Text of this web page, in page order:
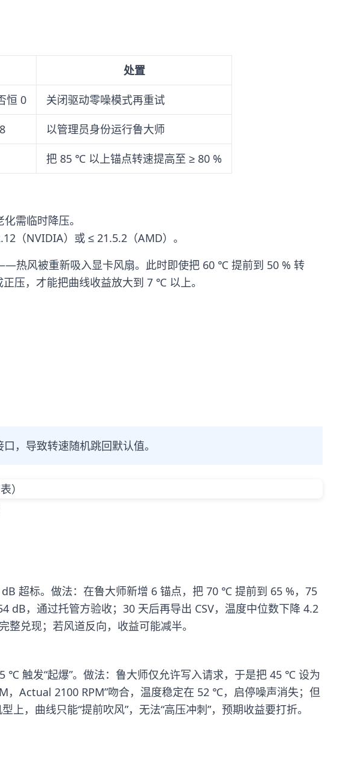
处置
恒 0 关闭驱动零噪模式再重试
以管理员身份运行鲁大师
把 85 ℃ 以上锚点转速提高至 ≥ 80 %
需临时降压。
（NVIDIA）或 ≤ 21.5.2（AMD）。
热风被重新吸入显卡风扇。此时即使把 60 ℃ 提前到 50 % 转
压，才能把曲线收益放大到 7 ℃ 以上。
，导致转速随机跳回默认值。
超标。做法：在鲁大师新增 6 锚点，把 70 ℃ 提前到 65 %，75
，通过托管方验收；30 天后再导出 CSV，温度中位数下降 4.2
兑现；若风道反向，收益可能减半。
℃ 触发“起爆”。做法：鲁大师仅允许写入请求，于是把 45 ℃ 设为
，Actual 2100 RPM”吻合，温度稳定在 52 ℃，启停噪声消失；但
，曲线只能“提前吹风”，无法“高压冲刺”，预期收益要打折。